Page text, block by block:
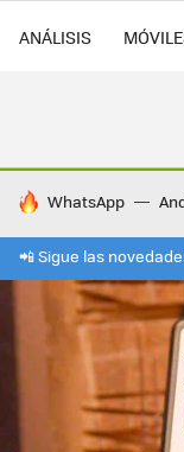
ANÁLISIS
HOY SE HABLA DE
WhatsApp
📲 Sigue las